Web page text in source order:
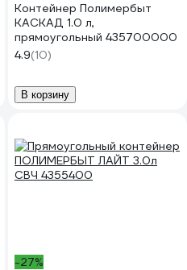
Контейнер Полимербыт
КАСКАД 1.0 л,
прямоугольный 435700000
4.9(10)
В корзину
-27%